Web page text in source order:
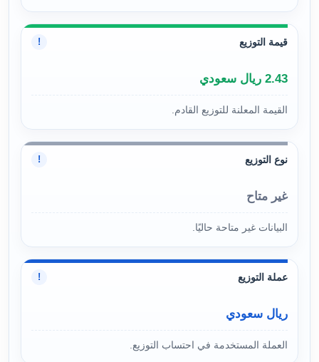
قيمة التوزيع !
2.43 ريال سعودي
القيمة المعلنة للتوزيع القادم.
نوع التوزيع !
غير متاح
البيانات غير متاحة حاليًا.
عملة التوزيع !
ريال سعودي
العملة المستخدمة في احتساب التوزيع.